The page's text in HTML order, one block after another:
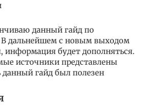
данный гайд по
В дальнейшем с новым выходом
информация будет дополняться.
источники представлены
гайд был полезен